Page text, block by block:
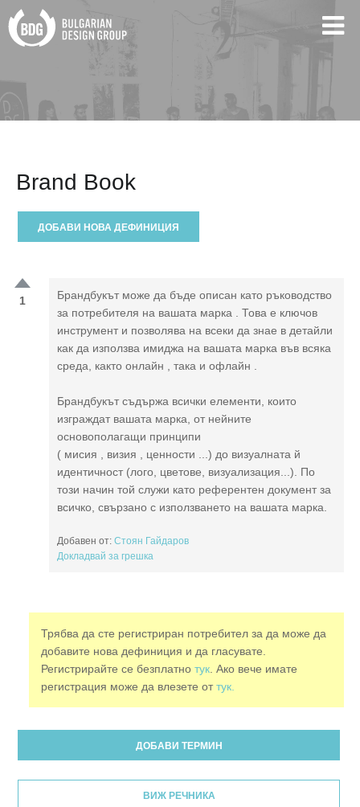
Brand Book
ДОБАВИ НОВА ДЕФИНИЦИЯ
1
Брандбукът може да бъде описан като ръководство
за потребителя на вашата марка . Това е ключов
инструмент и позволява на всеки да знае в детайли
как да използва имиджа на вашата марка във всяка
среда, както онлайн , така и офлайн .
Брандбукът съдържа всички елементи, които
изграждат вашата марка, от нейните
основополагащи принципи
( мисия , визия , ценности ...) до визуалната й
идентичност (лого, цветове, визуализация...). По
този начин той служи като референтен документ за
всичко, свързано с използването на вашата марка.
Добавен от: Стоян Гайдаров
Докладвай за грешка
Трябва да сте регистриран потребител за да може да
добавите нова дефиниция и да гласувате.
Регистрирайте се безплатнотук . Ако вече имате
регистрация може да влезете оттук.
ДОБАВИ ТЕРМИН
ВИЖ РЕЧНИКА